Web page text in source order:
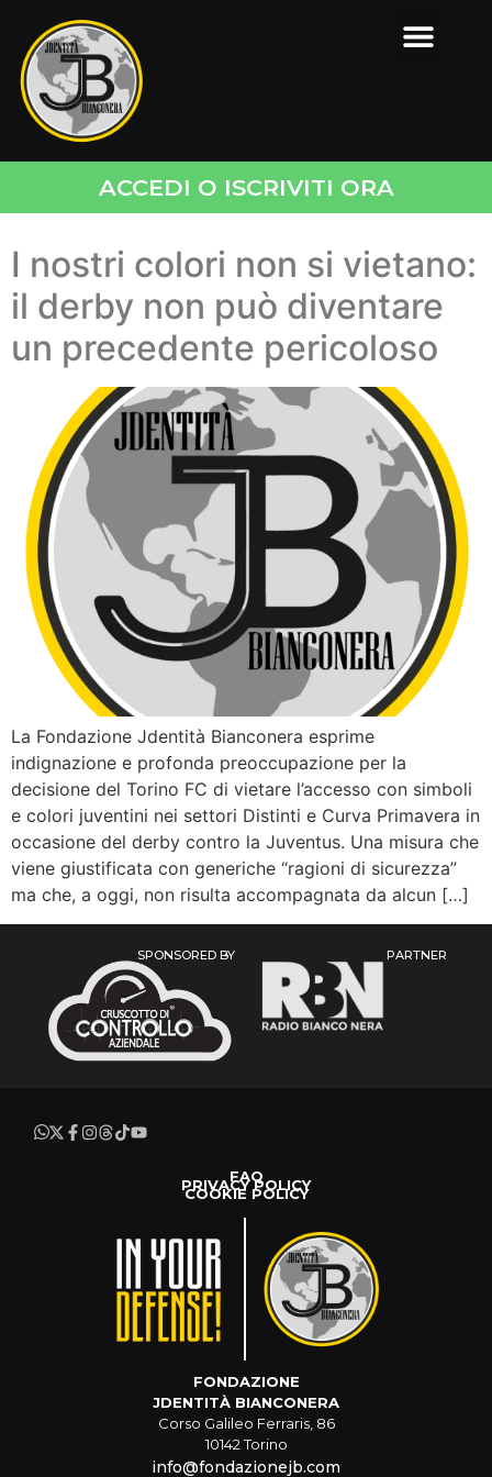
ACCEDI O ISCRIVITI ORA
I nostri colori non si vietano:
il derby non può diventare
un precedente pericoloso
La Fondazione Jdentità Bianconera esprime
indignazione e profonda preoccupazione per la
decisione del Torino FC di vietare l’accesso con simboli
e colori juventini nei settori Distinti e Curva Primavera in
occasione del derby contro la Juventus. Una misura che
viene giustificata con generiche “ragioni di sicurezza”
ma che, a oggi, non risulta accompagnata da alcun […]
SPONSORED BY PARTNER
FAQ
PRIVACY POLICY
COOKIE POLICY
FONDAZIONE
JDENTITÀ BIANCONERA
Corso Galileo Ferraris, 86
10142 Torino
info@fondazionejb.com